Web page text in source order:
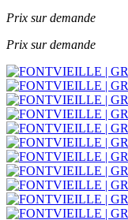
Prix sur demande
Prix sur demande